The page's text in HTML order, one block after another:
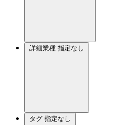
詳細業種 指定なし
タグ 指定なし